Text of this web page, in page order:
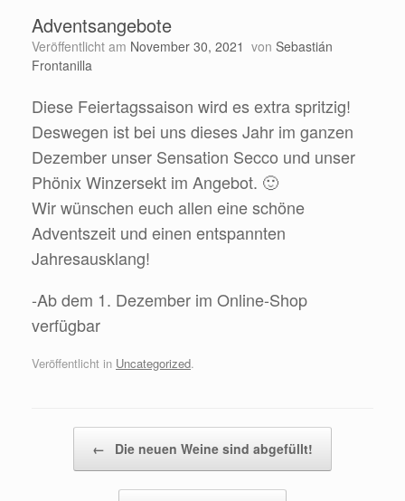
Adventsangebote
Veröffentlicht am November 30, 2021 von Sebastián
Frontanilla
Diese Feiertagssaison wird es extra spritzig!
Deswegen ist bei uns dieses Jahr im ganzen
Dezember unser Sensation Secco und unser
Phönix Winzersekt im Angebot. 🙂
Wir wünschen euch allen eine schöne
Adventszeit und einen entspannten
Jahresausklang!
-Ab dem 1. Dezember im Online-Shop
verfügbar
Veröffentlicht in Uncategorized.
← Die neuen Weine sind abgefüllt!